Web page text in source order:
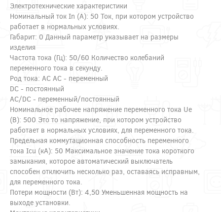
Электротехнические характеристики
Номинальный ток In (А): 50 Ток, при котором устройство
работает в нормальных условиях.
Габарит: 0 Данный параметр указывает на размеры
изделия
Частота тока (Гц): 50/60 Количество колебаний
переменного тока в секунду.
Род тока: AC AC - переменный
DC - постоянный
AC/DC - переменный/постоянный
Номинальное рабочее напряжение переменного тока Ue
(В): 500 Это то напряжение, при котором устройство
работает в нормальных условиях, для переменного тока.
Предельная коммутационная способность переменного
тока Icu (кА): 50 Максимальное значение тока короткого
замыкания, которое автоматический выключатель
способен отключить несколько раз, оставаясь исправным,
для переменного тока.
Потери мощности (Вт): 4,50 Уменьшенная мощность на
выходе установки.